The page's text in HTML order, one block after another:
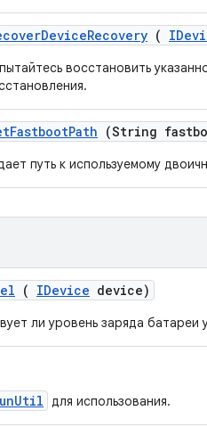
DeviceRecovery (
восстановить
FastbootPath (String
путь к используемому
( IDevice device)
ли уровень заряда
для использования.